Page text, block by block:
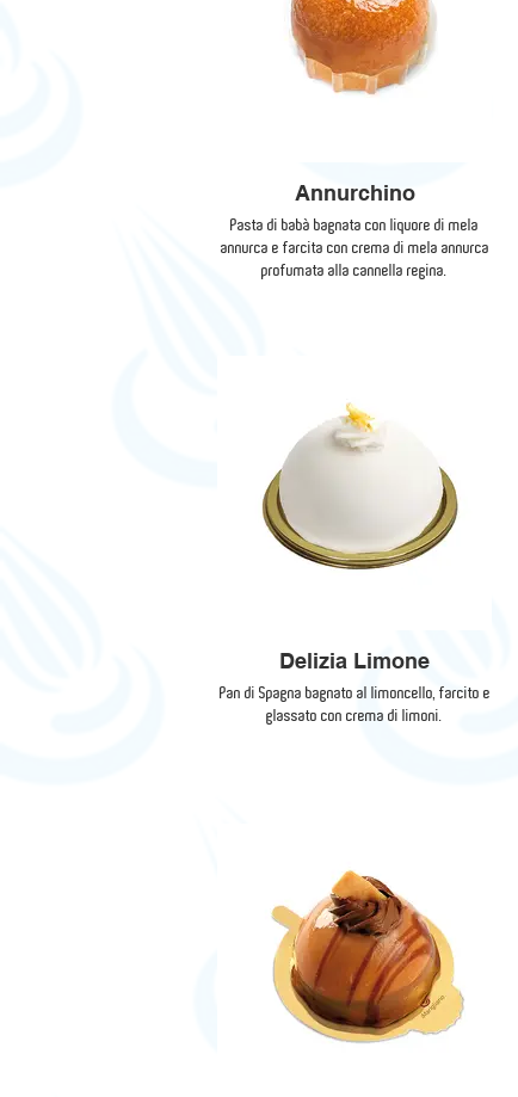
Annurchino
Pasta di babà bagnata con liquore di mela
annurca e farcita con crema di mela annurca
profumata alla cannella regina.
Delizia Limone
Pan di Spagna bagnato al limoncello, farcito e
glassato con crema di limoni.